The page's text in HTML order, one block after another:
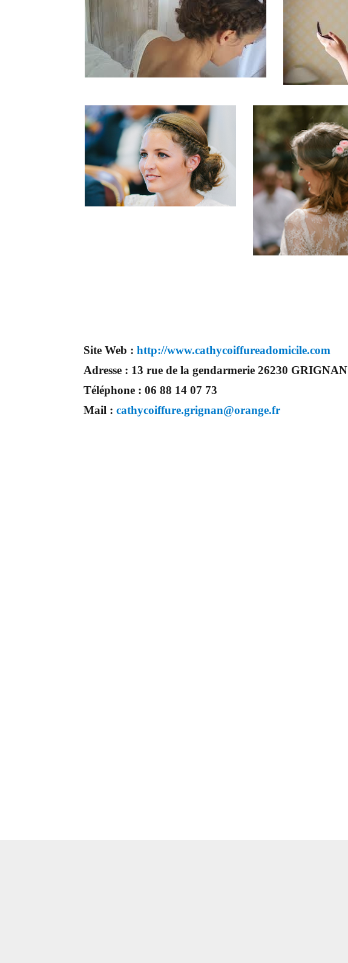
Site Web :http://www.cathycoiffureadomicile.com
Adresse : 13 rue de la gendarmerie 26230 GRIGNAN
Téléphone :06 88 14 07 73
Mail :cathycoiffure.grignan@orange.fr